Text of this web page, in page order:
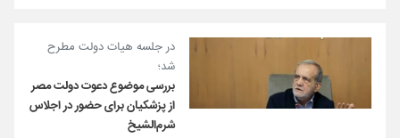
در جلسه هیات دولت مطرح
شد؛
بررسی موضوع دعوت دولت مصر
از پزشکیان برای حضور در اجلاس
شرم‌الشیخ